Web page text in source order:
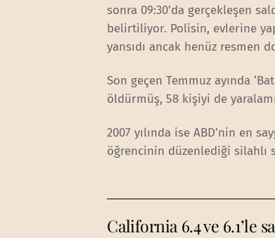
sonra 09:30’da gerçekleşen
belirtiliyor. Polisin, evlerine
yansıdı ancak henüz resmen
Son geçen Temmuz ayında
öldürmüş, 58 kişiyi de
2007 yılında ise ABD’nin en
öğrencinin düzenlediği silahlı
California 6.4 ve 6.1’le